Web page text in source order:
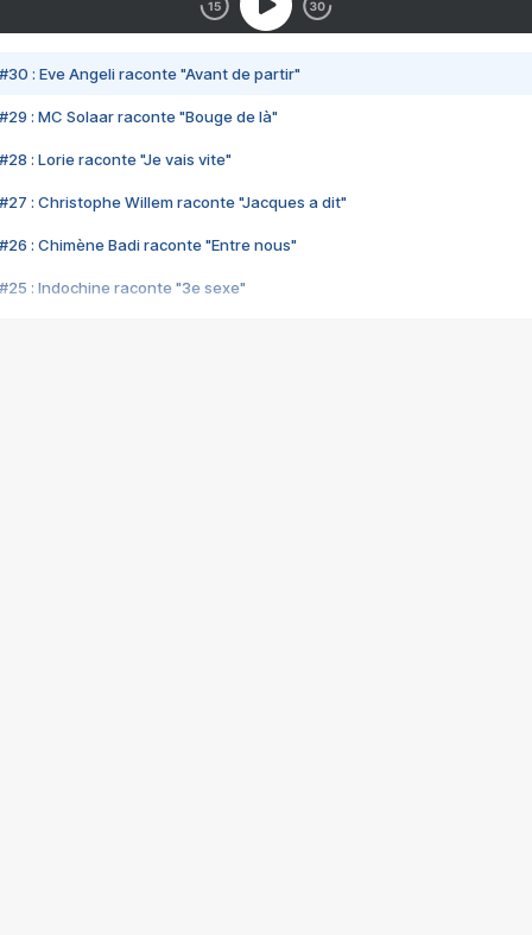
#30 : Eve Angeli raconte "Avant de partir"
#29 : MC Solaar raconte "Bouge de là"
#28 : Lorie raconte "Je vais vite"
#27 : Christophe Willem raconte "Jacques a dit"
#26 : Chimène Badi raconte "Entre nous"
#25 : Indochine raconte "3e sexe"